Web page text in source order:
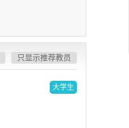
只显示推荐教员
大学生